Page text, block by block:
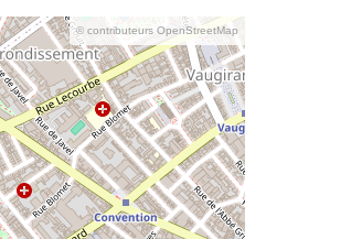
© contributeurs OpenStreetMap